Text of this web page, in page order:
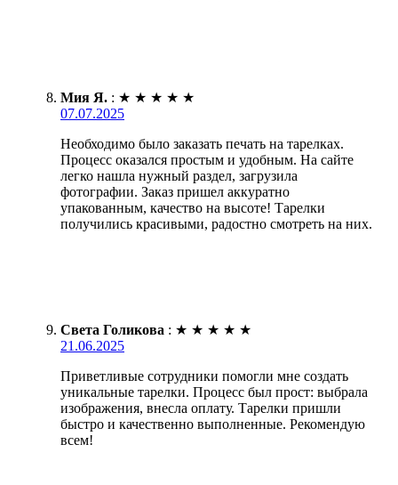
Мия Я. : ★ ★ ★ ★ ★
07.07.2025
Необходимо было заказать печать на тарелках.
Процесс оказался простым и удобным. На сайте
легко нашла нужный раздел, загрузила
фотографии. Заказ пришел аккуратно
упакованным, качество на высоте! Тарелки
получились красивыми, радостно смотреть на них.
Света Голикова : ★ ★ ★ ★ ★
21.06.2025
Приветливые сотрудники помогли мне создать
уникальные тарелки. Процесс был прост: выбрала
изображения, внесла оплату. Тарелки пришли
быстро и качественно выполненные. Рекомендую
всем!